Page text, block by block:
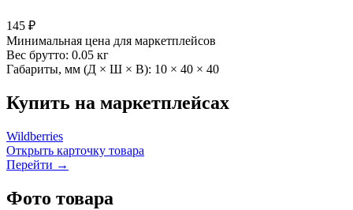
145 ₽
Минимальная цена для маркетплейсов
Вес брутто: 0.05 кг
Габариты, мм (Д × Ш × В): 10 × 40 × 40
Купить на маркетплейсах
Wildberries
Открыть карточку товара
Перейти →
Фото товара